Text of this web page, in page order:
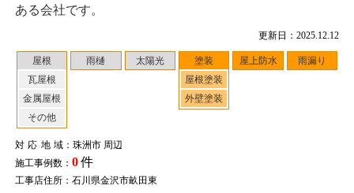
更新日：2025.12.12
屋根
瓦屋根
金属屋根
その他
雨樋 太陽光
塗装
屋根塗装
外壁塗装
屋上防水 雨漏り
対応地域：珠洲市 周辺
施工事例数： 0件
工事店住所：石川県金沢市畝田東
ある会社です。